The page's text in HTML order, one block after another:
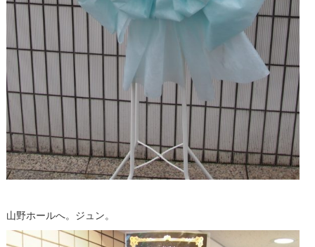
山野ホールへ。ジュン。